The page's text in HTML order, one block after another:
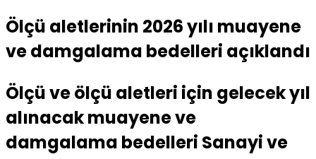
Ölçü aletlerinin 2026 yılı muayene
ve damgalama bedelleri açıklandı
Ölçü ve ölçü aletleri için gelecek yıl
alınacak muayene ve
damgalama bedelleri Sanayi ve